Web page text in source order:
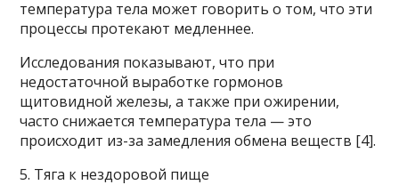
температура тела может говорить о том, что эти
процессы протекают медленнее.
Исследования показывают, что при
недостаточной выработке гормонов
щитовидной железы, а также при ожирении,
часто снижается температура тела — это
происходит из-за замедления обмена веществ [4].
5. Тяга к нездоровой пище